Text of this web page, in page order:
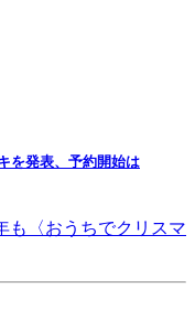
を発表、予約開始は
も〈おうちでクリスマ